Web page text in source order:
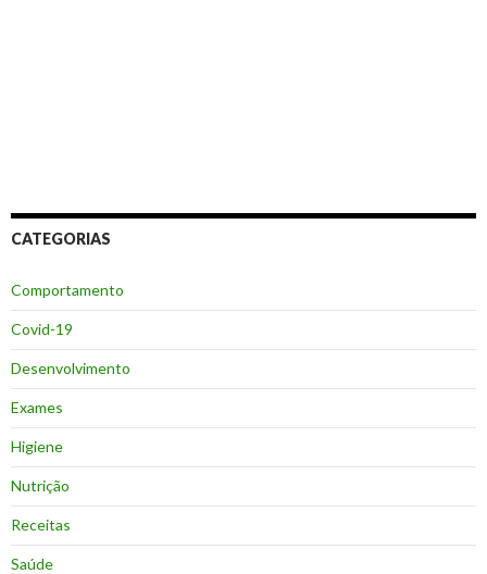
CATEGORIAS
Comportamento
Covid-19
Desenvolvimento
Exames
Higiene
Nutrição
Receitas
Saúde